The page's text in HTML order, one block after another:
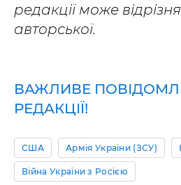
редакції може
авторської.
ВАЖЛИВЕ
РЕДАКЦІЇ!
США Армія України (ЗСУ)
Війна України з Росією